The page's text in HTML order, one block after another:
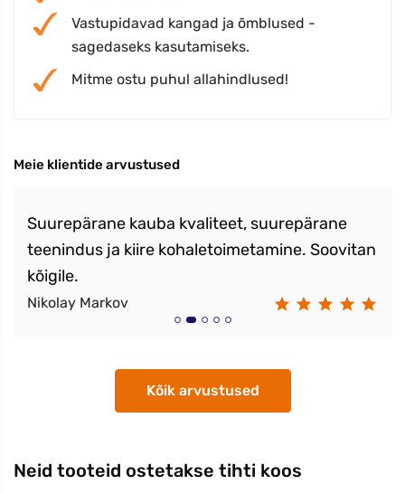
Vastupidavad kangad ja õmblused -
sagedaseks kasutamiseks.
Mitme ostu puhul allahindlused!
Meie klientide arvustused
Suurepärane kauba kvaliteet, suurepärane
teenindus ja kiire kohaletoimetamine. Soovitan
kõigile.
Nikolay Markov
Kõik arvustused
Neid tooteid ostetakse tihti koos